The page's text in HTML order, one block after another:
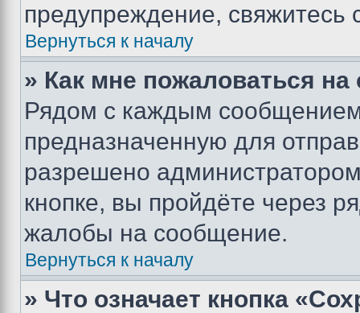
предупреждение,
Вернуться к началу
» Как мне пожаловаться
Рядом с каждым сообщением
предназначенную для
разрешено
кнопке, вы пройдёте через
жалобы на сообщение.
Вернуться к началу
» Что означает кнопка